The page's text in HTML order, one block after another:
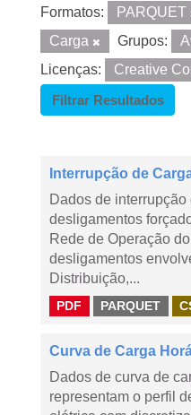
Formatos: PARQUET
Carga
Grupos:
Licenças:
Creative
Filtrar Resultados
Interrupção de
Dados de
desligamentos
Rede de Operação
desligamentos
Distribuição,...
PDF PARQUET
Curva de Carga
Dados de curva de
representam o perfil